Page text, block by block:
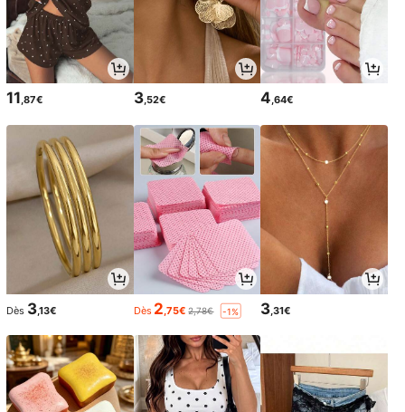
11,87€ 3,52€ 4,64€
Dès 3,13€ Dès 2 ,75€ 2,78€ -1% 3 ,31€